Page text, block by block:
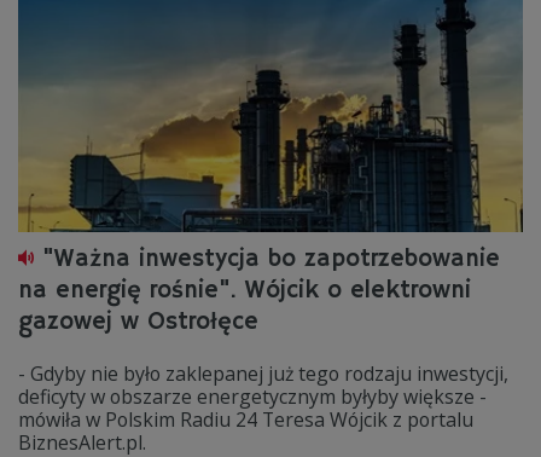
"Ważna inwestycja bo zapotrzebowanie
na energię rośnie". Wójcik o elektrowni
gazowej w Ostrołęce
- Gdyby nie było zaklepanej już tego rodzaju inwestycji,
deficyty w obszarze energetycznym byłyby większe -
mówiła w Polskim Radiu 24 Teresa Wójcik z portalu
BiznesAlert.pl.